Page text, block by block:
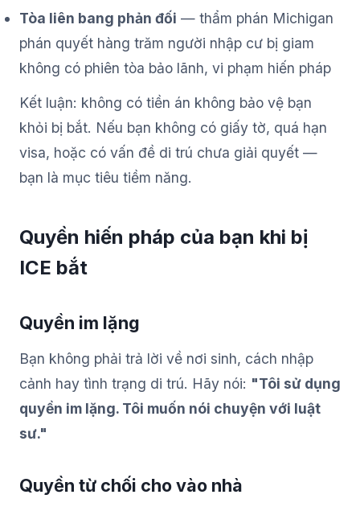
Tòa liên bang phản đối — thẩm phán Michigan
phán quyết hàng trăm người nhập cư bị giam
không có phiên tòa bảo lãnh, vi phạm hiến pháp
Kết luận: không có tiền án không bảo vệ bạn
khỏi bị bắt. Nếu bạn không có giấy tờ, quá hạn
visa, hoặc có vấn đề di trú chưa giải quyết —
bạn là mục tiêu tiềm năng.
Quyền hiến pháp của bạn khi bị
ICE bắt
Quyền im lặng
Bạn không phải trả lời về nơi sinh, cách nhập
cảnh hay tình trạng di trú. Hãy nói: "Tôi sử dụng
quyền im lặng. Tôi muốn nói chuyện với luật
sư."
Quyền từ chối cho vào nhà